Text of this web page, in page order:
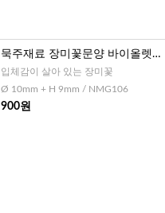
묵주재료 장미꽃문양 바이올렛 -
꽃봉우리형, 10mm
입체감이 살아 있는 장미꽃
Ø 10mm + H 9mm / NMG106
900원